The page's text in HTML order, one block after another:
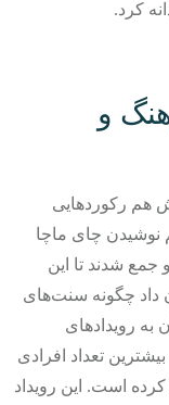
و
رکوردهایی
چای ماچا
شدند تا این
داد چگونه سنت‌های
رویدادهای
تعداد افرادی
است. این رویداد